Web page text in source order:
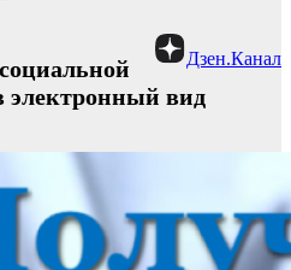
Дзен.Канал
электронный вид